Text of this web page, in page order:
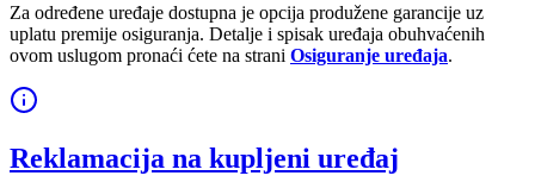
Za određene uređaje dostupna je opcija produžene garancije uz
uplatu premije osiguranja. Detalje i spisak uređaja obuhvaćenih
ovom uslugom pronaći ćete na strani Osiguranje uređaja.
Reklamacija na kupljeni uređaj